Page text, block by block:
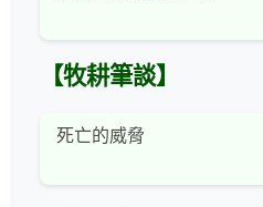
【牧耕筆談】
死亡的威脅